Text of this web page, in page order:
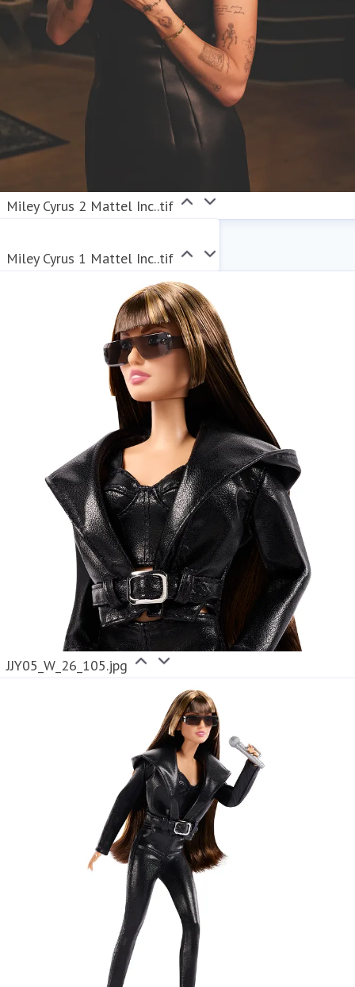
Miley Cyrus 2 Mattel Inc..tif
Miley Cyrus 1 Mattel Inc..tif
JJY05_W_26_105.jpg